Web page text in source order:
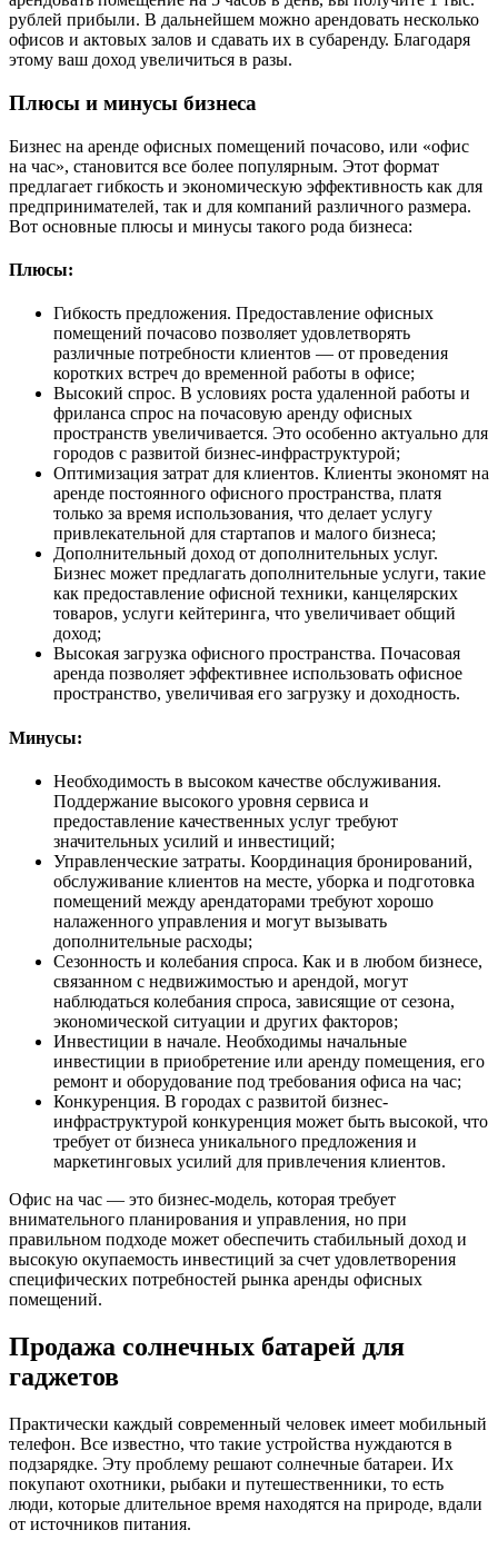
рублей прибыли. В дальнейшем можно арендовать несколько
офисов и актовых залов и сдавать их в субаренду. Благодаря
этому ваш доход увеличиться в разы.
Плюсы и минусы бизнеса
Бизнес на аренде офисных помещений почасово, или «офис
на час», становится все более популярным. Этот формат
предлагает гибкость и экономическую эффективность как для
предпринимателей, так и для компаний различного размера.
Вот основные плюсы и минусы такого рода бизнеса:
Плюсы:
Гибкость предложения. Предоставление офисных
помещений почасово позволяет удовлетворять
различные потребности клиентов — от проведения
коротких встреч до временной работы в офисе;
Высокий спрос. В условиях роста удаленной работы и
фриланса спрос на почасовую аренду офисных
пространств увеличивается. Это особенно актуально для
городов с развитой бизнес-инфраструктурой;
Оптимизация затрат для клиентов. Клиенты экономят на
аренде постоянного офисного пространства, платя
только за время использования, что делает услугу
привлекательной для стартапов и малого бизнеса;
Дополнительный доход от дополнительных услуг.
Бизнес может предлагать дополнительные услуги, такие
как предоставление офисной техники, канцелярских
товаров, услуги кейтеринга, что увеличивает общий
доход;
Высокая загрузка офисного пространства. Почасовая
аренда позволяет эффективнее использовать офисное
пространство, увеличивая его загрузку и доходность.
Минусы:
Необходимость в высоком качестве обслуживания.
Поддержание высокого уровня сервиса и
предоставление качественных услуг требуют
значительных усилий и инвестиций;
Управленческие затраты. Координация бронирований,
обслуживание клиентов на месте, уборка и подготовка
помещений между арендаторами требуют хорошо
налаженного управления и могут вызывать
дополнительные расходы;
Сезонность и колебания спроса. Как и в любом бизнесе,
связанном с недвижимостью и арендой, могут
наблюдаться колебания спроса, зависящие от сезона,
экономической ситуации и других факторов;
Инвестиции в начале. Необходимы начальные
инвестиции в приобретение или аренду помещения, его
ремонт и оборудование под требования офиса на час;
Конкуренция. В городах с развитой бизнес-
инфраструктурой конкуренция может быть высокой, что
требует от бизнеса уникального предложения и
маркетинговых усилий для привлечения клиентов.
Офис на час — это бизнес-модель, которая требует
внимательного планирования и управления, но при
правильном подходе может обеспечить стабильный доход и
высокую окупаемость инвестиций за счет удовлетворения
специфических потребностей рынка аренды офисных
помещений.
Продажа солнечных батарей для
гаджетов
Практически каждый современный человек имеет мобильный
телефон. Все известно, что такие устройства нуждаются в
подзарядке. Эту проблему решают солнечные батареи. Их
покупают охотники, рыбаки и путешественники, то есть
люди, которые длительное время находятся на природе, вдали
от источников питания.